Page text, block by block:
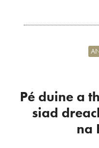
Pé duine a
siad
na